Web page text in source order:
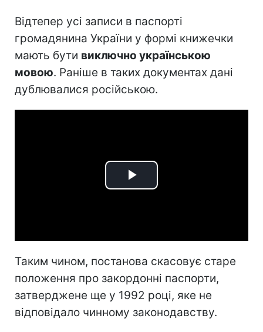
Відтепер усі записи в паспорті
громадянина України у формі книжечки
мають бути виключно українською
мовою. Раніше в таких документах дані
дублювалися російською.
Play
Таким чином, постанова скасовує старе
положення про закордонні паспорти,
затверджене ще у 1992 році, яке не
відповідало чинному законодавству.